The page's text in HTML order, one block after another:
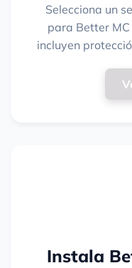
Selecciona un
para Better
incluyen
Instala